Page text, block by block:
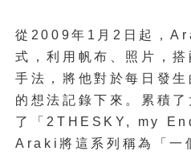
從2009年1月2日起，
式，利用帆布、照片，
手法，將他對於每日發
的想法記錄下來。累積
了「2THESKY, my
Araki將這系列稱為「一